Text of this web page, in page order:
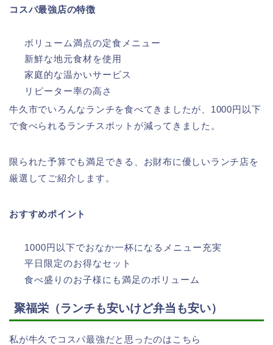
コスパ最強店の特徴
ボリューム満点の定食メニュー
新鮮な地元食材を使用
家庭的な温かいサービス
リピーター率の高さ
牛久市でいろんなランチを食べてきましたが、1000円以下
で食べられるランチスポットが減ってきました。
限られた予算でも満足できる、お財布に優しいランチ店を
厳選してご紹介します。
おすすめポイント
1000円以下でおなか一杯になるメニュー充実
平日限定のお得なセット
食べ盛りのお子様にも満足のボリューム
聚福栄（ランチも安いけど弁当も安い）
私が牛久でコスパ最強だと思ったのはこちら